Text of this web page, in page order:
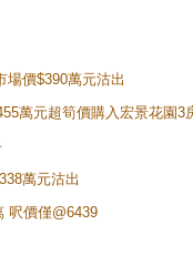
場價$390萬元沽出
萬元超筍價購入宏景花園3
萬元沽出
呎價僅@6439